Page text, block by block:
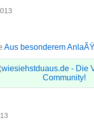
Aus besonderem